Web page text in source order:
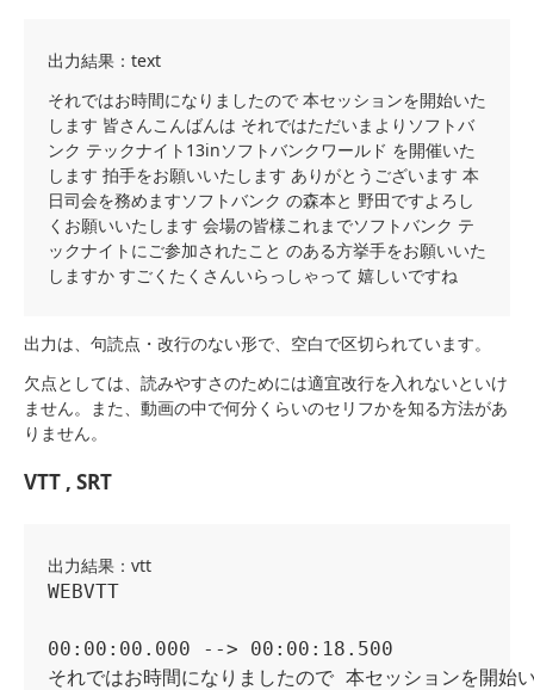
出力結果：text
それではお時間になりましたので 本セッションを開始いた
します 皆さんこんばんは それではただいまよりソフトバ
ンク テックナイト13inソフトバンクワールド を開催いた
します 拍手をお願いいたします ありがとうございます 本
日司会を務めますソフトバンク の森本と 野田ですよろし
くお願いいたします 会場の皆様これまでソフトバンク テ
ックナイトにご参加されたこと のある方挙手をお願いいた
しますか すごくたくさんいらっしゃって 嬉しいですね
出力は、句読点・改行のない形で、空白で区切られています。
欠点としては、読みやすさのためには適宜改行を入れないといけ
ません。また、動画の中で何分くらいのセリフかを知る方法があ
りません。
VTT , SRT
出力結果：vtt
WEBVTT
00:00:00.000 --> 00:00:18.500
それではお時間になりましたので 本セッションを開始